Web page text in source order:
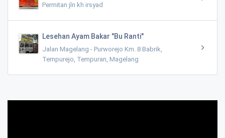
Permitan jln kh irsyad
Lesehan Ayam Bakar "Bu Ranti"
Jalan Magelang - Purworejo Km. 8 Babrik,
Tempurejo, Tempuran, Magelang